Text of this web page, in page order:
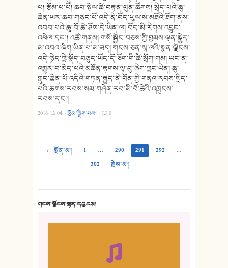
པ། རྩོམ་པ་པོ། ཆབ་སྤེལ་ཚེ་བརྟན་ཕུན་ཚོགས། སྲིད་པའི་ཆུ་
ཆེན་ཡར་ཆབ་གཙང་པོ་འདི་ནི་བོད་ཡུལ་ས་མཐོའི་ཐོག་ནས་
འབབ་པའི་ཆུ་བོ་ཆེ་ཤོས་དེ་ཡིན་ལ། བོད་མི་རིགས་འབྱུང་
འཕེལ་དང་། འཚོ་གནས། གསོ་སྐྱོང་བཅས་ཀྱི་བྱམས་ལྡན་སྐྱེད་
མ་འབའ་ཞིག་ཡིན་པ་མ་ཟད། གངས་ཅན་སཱ་ལའི་སྨན་ལྗོངས་
འདི་ཉིད་ཀྱི་སྣོད་བཅུད་ཡོད་དོ་ཅོག་གི་ཚེ་སྲོག་གམ། ཡང་ན་
འགྱུར་བ་མེད་པའི་མཚོན་རྟགས་ལྟ་བུ་ཞིག་ཀྱང་ཡིན། ཆུ་
ཀླུང་ཆེན་པོ་འདིའི་གཏན་རྒྱུད་ནི་བོན་གྱི་གནའ་རབས་སྲིད་
པའི་ཆགས་རབས་སམ་གཤེན་རབ་མི་བོ་ཆེའི་འཁྲུངས་
རབས་དང་།
2016-12-04 ·རྩོམ་སྒྲིག་པས། · 0
← སྔོན་མ། 1 … 290 291 292
…
302
རྗེས་མ། →
གངས་ལྗོངས་སྙན་དབྱངས།